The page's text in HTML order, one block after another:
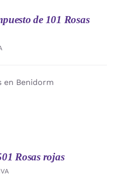
de 101 Rosas
en Benidorm
Rosas rojas